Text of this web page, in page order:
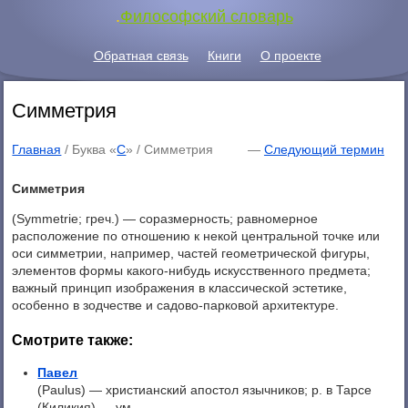
.Философский словарь
Обратная связь Книги О проекте
Симметрия
Главная / Буква «С» /Симметрия — Следующий термин
Симметрия
(Symmetrie; греч.) — соразмерность; равномерное
расположение по отношению к некой центральной точке или
оси симметрии, например, частей геометрической фигуры,
элементов формы какого-нибудь искусственного предмета;
важный принцип изображения в классической эстетике,
особенно в зодчестве и садово-парковой архитектуре.
Смотрите также:
Павел
(Paulus) — христианский апостол язычников; р. в Тарсе